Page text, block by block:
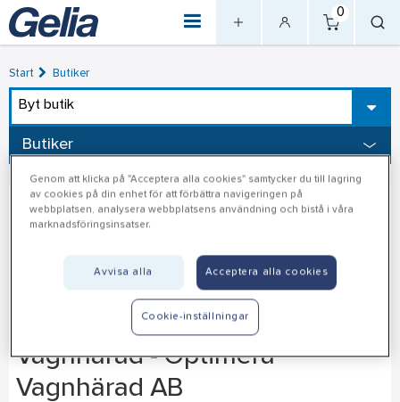
0
Start Butiker
Byt butik
Butiker
Vagnhärad - Optimera
Vagnhärad AB
Genom att klicka på "Acceptera alla cookies" samtycker du till lagring
av cookies på din enhet för att förbättra navigeringen på
webbplatsen, analysera webbplatsens användning och bistå i våra
marknadsföringsinsatser.
Avvisa alla Acceptera alla cookies
Cookie-inställningar